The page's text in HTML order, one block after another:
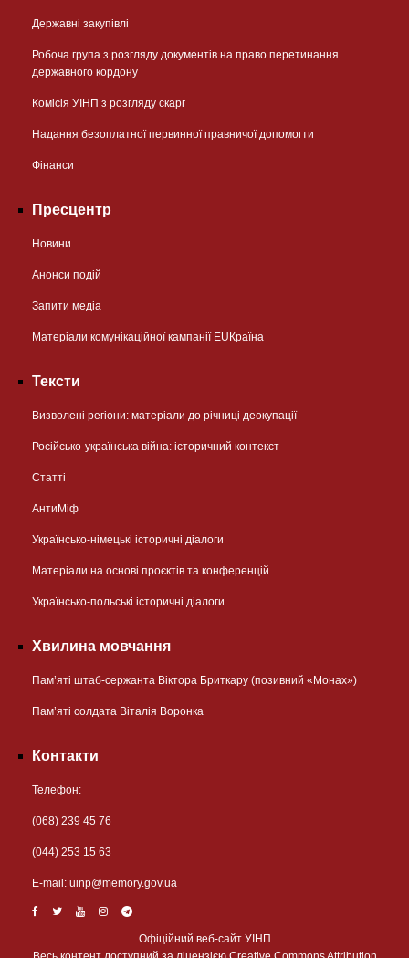
Державні закупівлі
Робоча група з розгляду документів на право перетинання
державного кордону
Комісія УІНП з розгляду скарг
Надання безоплатної первинної правничої допомогти
Фінанси
Пресцентр
Новини
Анонси подій
Запити медіа
Матеріали комунікаційної кампанії EUКраїна
Тексти
Визволені регіони: матеріали до річниці деокупації
Російсько-українська війна: історичний контекст
Статті
АнтиМіф
Українсько-німецькі історичні діалоги
Матеріали на основі проєктів та конференцій
Українсько-польські історичні діалоги
Хвилина мовчання
Пам’яті штаб-сержанта Віктора Бриткару (позивний «Монах»)
Пам’яті солдата Віталія Воронка
Контакти
Телефон:
(068) 239 45 76
(044) 253 15 63
Е-mail: uinp@memory.gov.ua
Офіційний веб-сайт УІНП